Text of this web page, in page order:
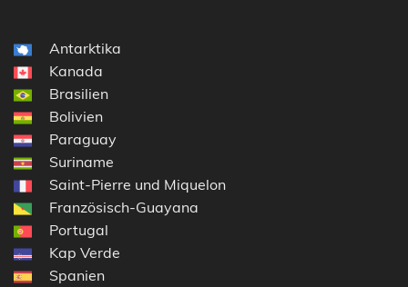
Antarktika
Kanada
Brasilien
Bolivien
Paraguay
Suriname
Saint-Pierre und Miquelon
Französisch-Guayana
Portugal
Kap Verde
Spanien